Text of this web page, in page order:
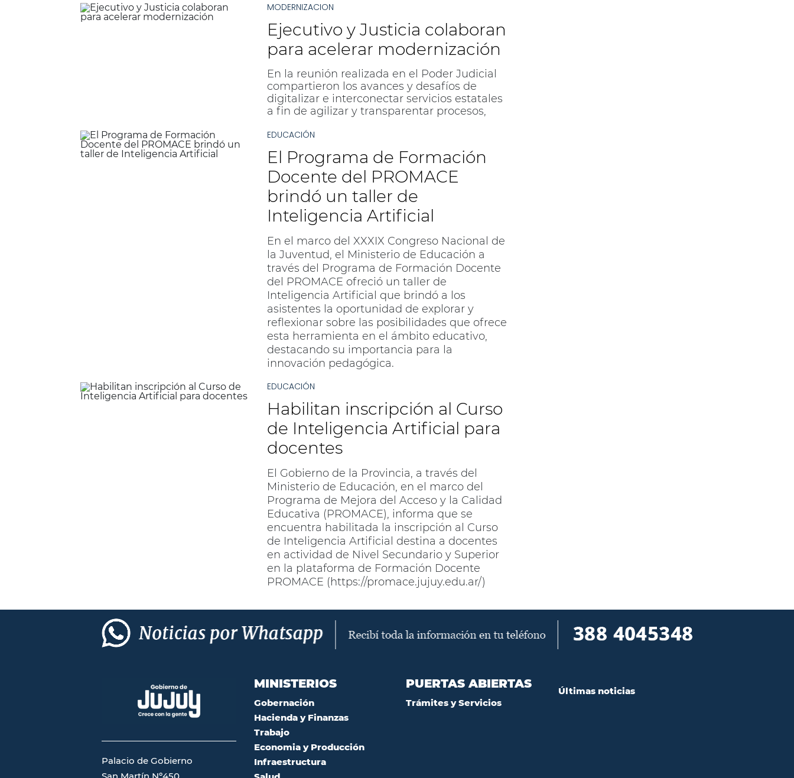
Planeamiento Estratégico, ofreció un taller
de capacitación virtual titulado “¿Es posible el
uso de la IA en el Aula?”. El evento contó con
la participación de más de 200 docentes y
fue dictado por Roberto Barles, un destacado
especialista en Tecnología aplicada a la
Educación.
MODERNIZACION
Ejecutivo y Justicia colaboran
para acelerar modernización
En la reunión realizada en el Poder Judicial
compartieron los avances y desafíos de
digitalizar e interconectar servicios estatales
a fin de agilizar y transparentar procesos,
pública y fortalecer la seguridad informática.
EDUCACIÓN
El Programa de Formación
Docente del PROMACE
brindó un taller de
Inteligencia Artificial
En el marco del XXXIX Congreso Nacional de
la Juventud, el Ministerio de Educación a
través del Programa de Formación Docente
del PROMACE ofreció un taller de
Inteligencia Artificial que brindó a los
asistentes la oportunidad de explorar y
reflexionar sobre las posibilidades que ofrece
esta herramienta en el ámbito educativo,
destacando su importancia para la
innovación pedagógica.
EDUCACIÓN
Habilitan inscripción al Curso
de Inteligencia Artificial para
docentes
El Gobierno de la Provincia, a través del
Ministerio de Educación, en el marco del
Programa de Mejora del Acceso y la Calidad
Educativa (PROMACE), informa que se
encuentra habilitada la inscripción al Curso
de Inteligencia Artificial destina a docentes
en actividad de Nivel Secundario y Superior
en la plataforma de Formación Docente
PROMACE (https://promace.jujuy.edu.ar/)
Palacio de Gobierno
San Martín Nº450
MINISTERIOS
Gobernación
Hacienda y Finanzas
Trabajo
Economia y Producción
Infraestructura
PUERTAS ABIERTAS
Trámites y Servicios
Últimas noticias